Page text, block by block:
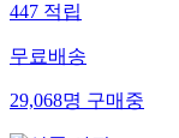
447 적립
무료배송
29,068명 구매중